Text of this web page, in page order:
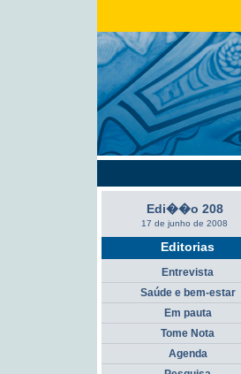
Edi��o 208
17 de junho de 2008
Editorias
Entrevista
Saúde e bem-estar
Em pauta
Tome Nota
Agenda